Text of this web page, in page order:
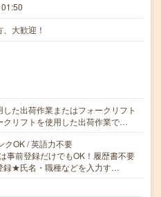
大歓迎！
た出荷作業またはフォークリフト
クリフトを使用した出荷作業で…
クOK / 英語力不要
事前登録だけでもOK！履歴書不要
録★氏名・職種などを入力す…